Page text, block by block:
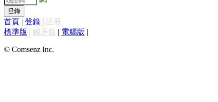
登錄
首頁 | 登錄 | 註冊
標準版 | 觸屏版 | 電腦版 |
© Comsenz Inc.